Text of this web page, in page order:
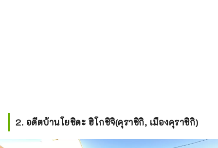
2. อดีตบ้านโยชิดะ ฮิโกชิจิ(คุราชิกิ, เมืองคุราชิกิ)